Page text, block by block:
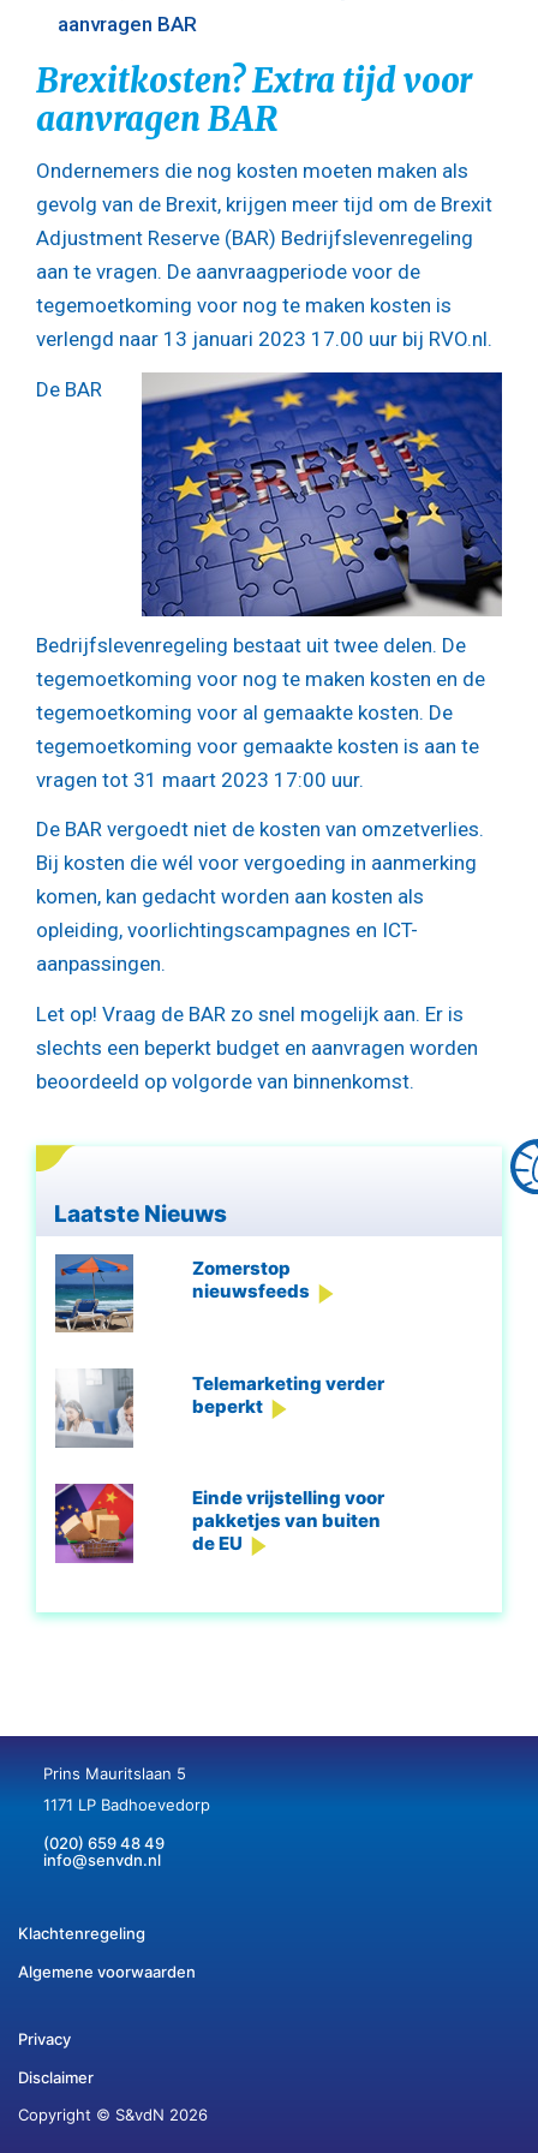
aanvragen BAR
Brexitkosten? Extra tijd voor
aanvragen BAR
Ondernemers die nog kosten moeten maken als
gevolg van de Brexit, krijgen meer tijd om de Brexit
Adjustment Reserve (BAR) Bedrijfslevenregeling
aan te vragen. De aanvraagperiode voor de
tegemoetkoming voor nog te maken kosten is
verlengd naar 13 januari 2023 17.00 uur bij RVO.nl.
De BAR
Bedrijfslevenregeling bestaat uit twee delen. De
tegemoetkoming voor nog te maken kosten en de
tegemoetkoming voor al gemaakte kosten. De
tegemoetkoming voor gemaakte kosten is aan te
vragen tot 31 maart 2023 17:00 uur.
De BAR vergoedt niet de kosten van omzetverlies.
Bij kosten die wél voor vergoeding in aanmerking
komen, kan gedacht worden aan kosten als
opleiding, voorlichtingscampagnes en ICT-
aanpassingen.
Let op! Vraag de BAR zo snel mogelijk aan. Er is
slechts een beperkt budget en aanvragen worden
beoordeeld op volgorde van binnenkomst.
Laatste Nieuws
Zomerstop
nieuwsfeeds
Telemarketing verder
beperkt
Einde vrijstelling voor
pakketjes van buiten
de EU
Prins Mauritslaan 5
1171 LP Badhoevedorp
(020) 659 48 49
info@senvdn.nl
Klachtenregeling
Algemene voorwaarden
Privacy
Disclaimer
Copyright © S&vdN 2026